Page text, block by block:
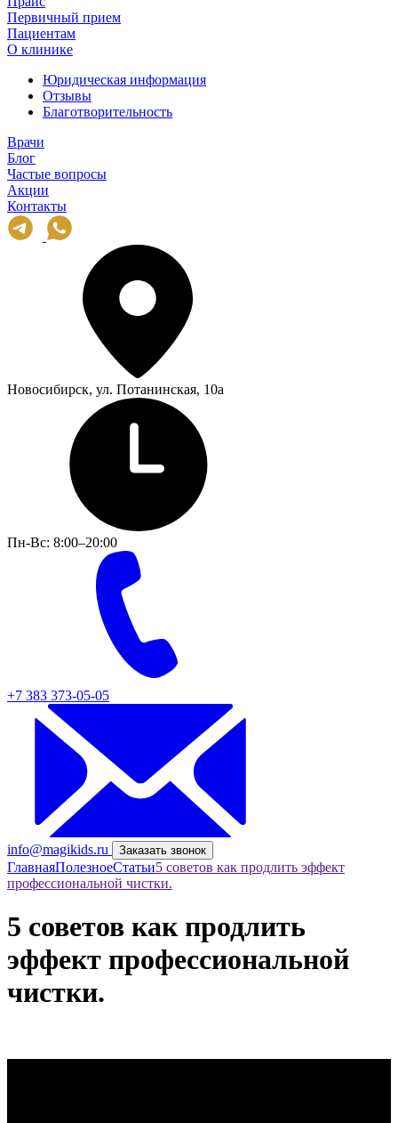
Первичный прием
Пациентам
О клинике
Юридическая информация
Отзывы
Благотворительность
Врачи
Блог
Частые вопросы
Акции
Контакты
Новосибирск, ул. Потанинская, 10а
Пн-Вс: 8:00–20:00
+7 383 373-05-05
info@magikids.ru Заказать звонок
ГлавнаяПолезноеСтатьи5 советов как продлить эффект
профессиональной чистки.
5 советов как продлить
эффект профессиональной
чистки.